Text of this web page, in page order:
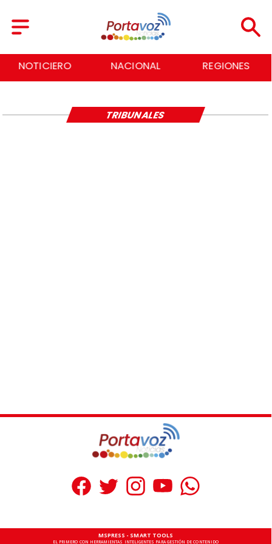
NOTICIERO NACIONAL REGIONES
TRIBUNALES
MSPRESS - SMART TOOLS
EL PRIMERO CON HERRAMIENTAS INTELIGENTES PARA GESTIÓN DE CONTENIDO